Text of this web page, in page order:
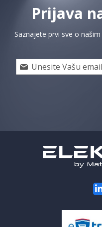
Prijava
Saznajete prvi sve o
Prijavi
se
akcije